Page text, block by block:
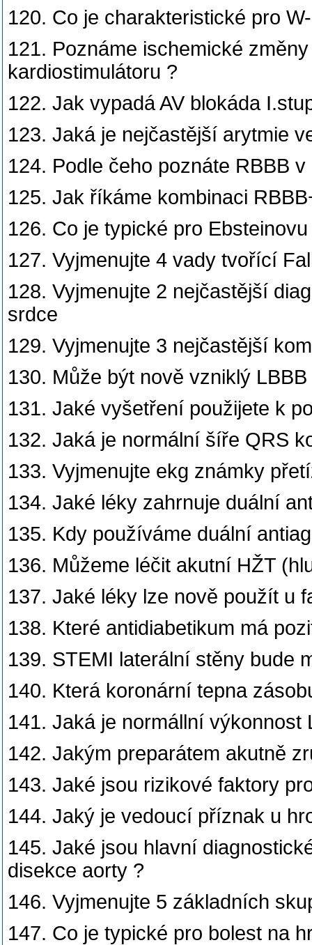
120. Co je charakteristické pro
121. Poznáme ischemické
kardiostimulátoru ?
122. Jak vypadá AV blokáda
123. Jaká je nejčastější arytmie
124. Podle čeho poznáte RBBB v
125. Jak říkáme kombinaci
126. Co je typické pro
127. Vyjmenujte 4 vady tvořící
128. Vyjmenujte 2 nejčastější
srdce
129. Vyjmenujte 3 nejčastější
130. Může být nově vzniklý
131. Jaké vyšetření použijete k
132. Jaká je normální šíře QRS
133. Vyjmenujte ekg známky
134. Jaké léky zahrnuje duální
135. Kdy používáme duální
136. Můžeme léčit akutní HŽT
137. Jaké léky lze nově použít u
138. Které antidiabetikum má
139. STEMI laterální stěny bude
140. Která koronární tepna
141. Jaká je normállní výkonnost
142. Jakým preparátem akutně
143. Jaké jsou rizikové faktory
144. Jaký je vedoucí příznak u
145. Jaké jsou hlavní
disekce aorty ?
146. Vyjmenujte 5 základních
147. Co je typické pro bolest na